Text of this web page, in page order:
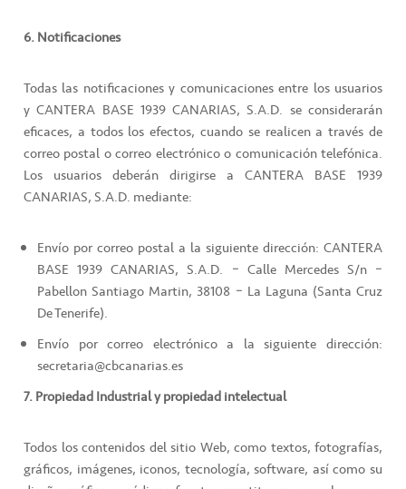
6. Notificaciones
Todas las notificaciones y comunicaciones entre los usuarios
y CANTERA BASE 1939 CANARIAS, S.A.D. se considerarán
eficaces, a todos los efectos, cuando se realicen a través de
correo postal o correo electrónico o comunicación telefónica.
Los usuarios deberán dirigirse a CANTERA BASE 1939
CANARIAS, S.A.D. mediante:
Envío por correo postal a la siguiente dirección: CANTERA
BASE 1939 CANARIAS, S.A.D. – Calle Mercedes S/n –
Pabellon Santiago Martin, 38108 – La Laguna (Santa Cruz
De Tenerife).
Envío por correo electrónico a la siguiente dirección:
secretaria@cbcanarias.es
7. Propiedad Industrial y propiedad intelectual
Todos los contenidos del sitio Web, como textos, fotografías,
gráficos, imágenes, iconos, tecnología, software, así como su